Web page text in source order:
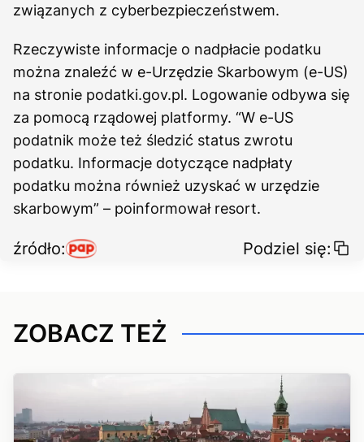
związanych z cyberbezpieczeństwem.
Rzeczywiste informacje o nadpłacie podatku
można znaleźć w e-Urzędzie Skarbowym (e-US)
na stronie podatki.gov.pl. Logowanie odbywa się
za pomocą rządowej platformy. “W e-US
podatnik może też śledzić status zwrotu
podatku. Informacje dotyczące nadpłaty
podatku można również uzyskać w urzędzie
skarbowym” – poinformował resort.
źródło: Podziel się:
ZOBACZ TEŻ